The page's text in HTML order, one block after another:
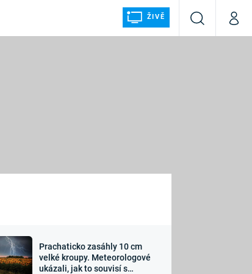
ŽIVĚ
VyhledáváníMůj
Sledujte nás
Prachaticko zasáhly 10 cm
velké kroupy. Meteorologové
ukázali, jak to souvisí s